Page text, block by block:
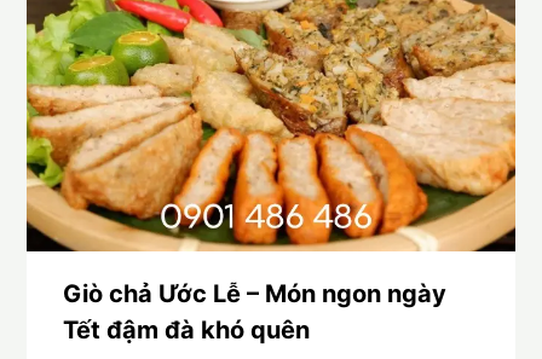
Giò chả Ước Lễ – Món ngon ngày
Tết đậm đà khó quên